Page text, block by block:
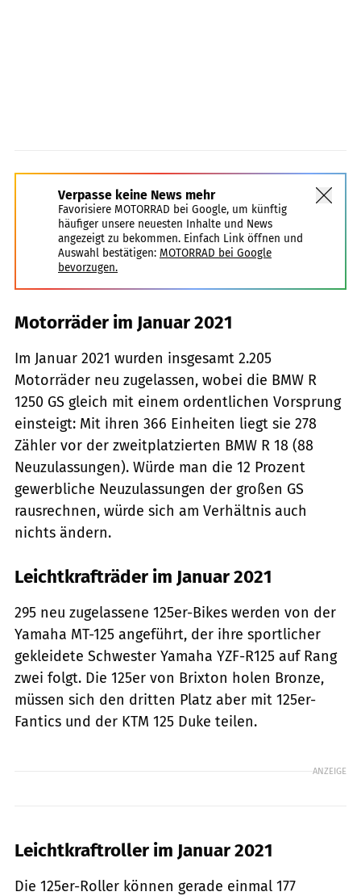
Verpasse keine News mehr
Favorisiere MOTORRAD bei Google, um künftig
häufiger unsere neuesten Inhalte und News
angezeigt zu bekommen. Einfach Link öffnen und
Auswahl bestätigen: MOTORRAD bei Google
bevorzugen.
Motorräder im Januar 2021
Im Januar 2021 wurden insgesamt 2.205
Motorräder neu zugelassen, wobei die BMW R
1250 GS gleich mit einem ordentlichen Vorsprung
einsteigt: Mit ihren 366 Einheiten liegt sie 278
Zähler vor der zweitplatzierten BMW R 18 (88
Neuzulassungen). Würde man die 12 Prozent
gewerbliche Neuzulassungen der großen GS
rausrechnen, würde sich am Verhältnis auch
nichts ändern.
Leichtkrafträder im Januar 2021
295 neu zugelassene 125er-Bikes werden von der
Yamaha MT-125 angeführt, der ihre sportlicher
gekleidete Schwester Yamaha YZF-R125 auf Rang
zwei folgt. Die 125er von Brixton holen Bronze,
müssen sich den dritten Platz aber mit 125er-
Fantics und der KTM 125 Duke teilen.
ANZEIGE
Leichtkraftroller im Januar 2021
Die 125er-Roller können gerade einmal 177